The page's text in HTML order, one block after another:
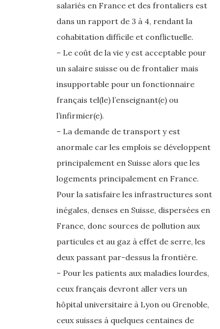
salariés en France et des frontaliers est
dans un rapport de 3 à 4, rendant la
cohabitation difficile et conflictuelle.
– Le coût de la vie y est acceptable pour
un salaire suisse ou de frontalier mais
insupportable pour un fonctionnaire
français tel(le) l’enseignant(e) ou
l’infirmier(e).
– La demande de transport y est
anormale car les emplois se développent
principalement en Suisse alors que les
logements principalement en France.
Pour la satisfaire les infrastructures sont
inégales, denses en Suisse, dispersées en
France, donc sources de pollution aux
particules et au gaz à effet de serre, les
deux passant par-dessus la frontière.
– Pour les patients aux maladies lourdes,
ceux français devront aller vers un
hôpital universitaire à Lyon ou Grenoble,
ceux suisses à quelques centaines de